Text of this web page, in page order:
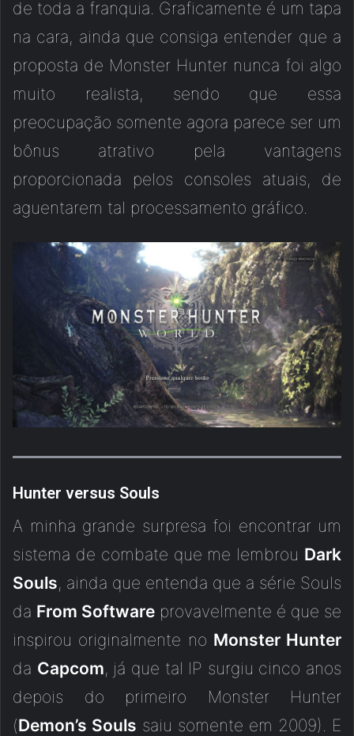
de toda a franquia. Graficamente é um tapa
na cara, ainda que consiga entender que a
proposta de Monster Hunter nunca foi algo
muito realista, sendo que essa
preocupação somente agora parece ser um
bônus atrativo pela vantagens
proporcionada pelos consoles atuais, de
aguentarem tal processamento gráfico.
Hunter versus Souls
A minha grande surpresa foi encontrar um
sistema de combate que me lembrou Dark
Souls, ainda que entenda que a série Souls
da From Software provavelmente é que se
inspirou originalmente no Monster Hunter
da Capcom, já que tal IP surgiu cinco anos
depois do primeiro Monster Hunter
(Demon’s Souls saiu somente em 2009). E